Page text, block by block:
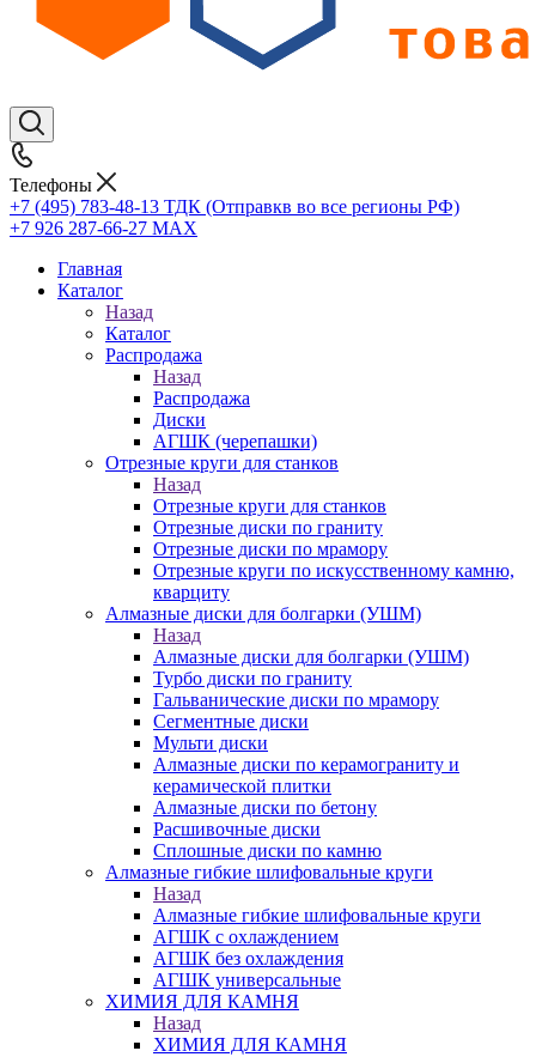
Телефоны
+7 (495) 783-48-13 ТДК (Отправкв во все регионы РФ)
+7 926 287-66-27 МАХ
Главная
Каталог
Назад
Каталог
Распродажа
Назад
Распродажа
Диски
АГШК (черепашки)
Отрезные круги для станков
Назад
Отрезные круги для станков
Отрезные диски по граниту
Отрезные диски по мрамору
Отрезные круги по искусственному камню,
кварциту
Алмазные диски для болгарки (УШМ)
Назад
Алмазные диски для болгарки (УШМ)
Турбо диски по граниту
Гальванические диски по мрамору
Сегментные диски
Мульти диски
Алмазные диски по керамограниту и
керамической плитки
Алмазные диски по бетону
Расшивочные диски
Сплошные диски по камню
Алмазные гибкие шлифовальные круги
Назад
Алмазные гибкие шлифовальные круги
АГШК с охлаждением
АГШК без охлаждения
АГШК универсальные
ХИМИЯ ДЛЯ КАМНЯ
Назад
ХИМИЯ ДЛЯ КАМНЯ